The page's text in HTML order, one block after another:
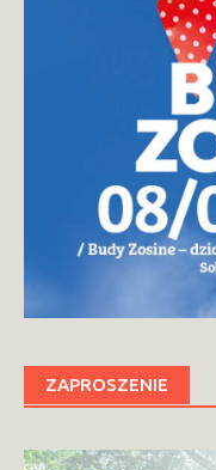
ZAPROSZENIE